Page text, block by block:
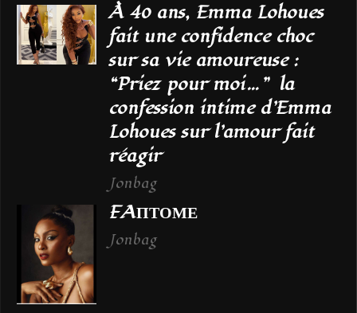
À 40 ans, Emma Lohoues
fait une confidence choc
sur sa vie amoureuse :
“Priez pour moi…” la
confession intime d’Emma
Lohoues sur l’amour fait
réagir
Jonbag
FAПТОМЕ
Jonbag